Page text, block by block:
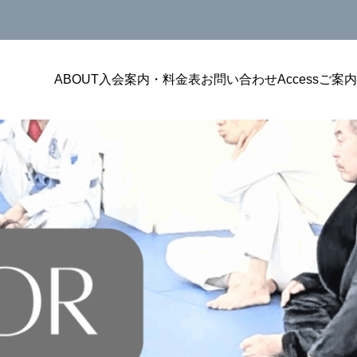
ABOUT入会案内・料金表お問い合わせAccessご案内
投稿サンプル3
カテ
投稿サン
キ